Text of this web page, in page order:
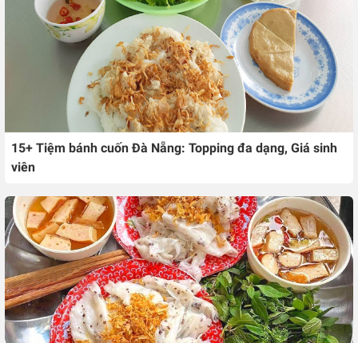
15+ Tiệm bánh cuốn Đà Nẵng: Topping đa dạng, Giá sinh
viên